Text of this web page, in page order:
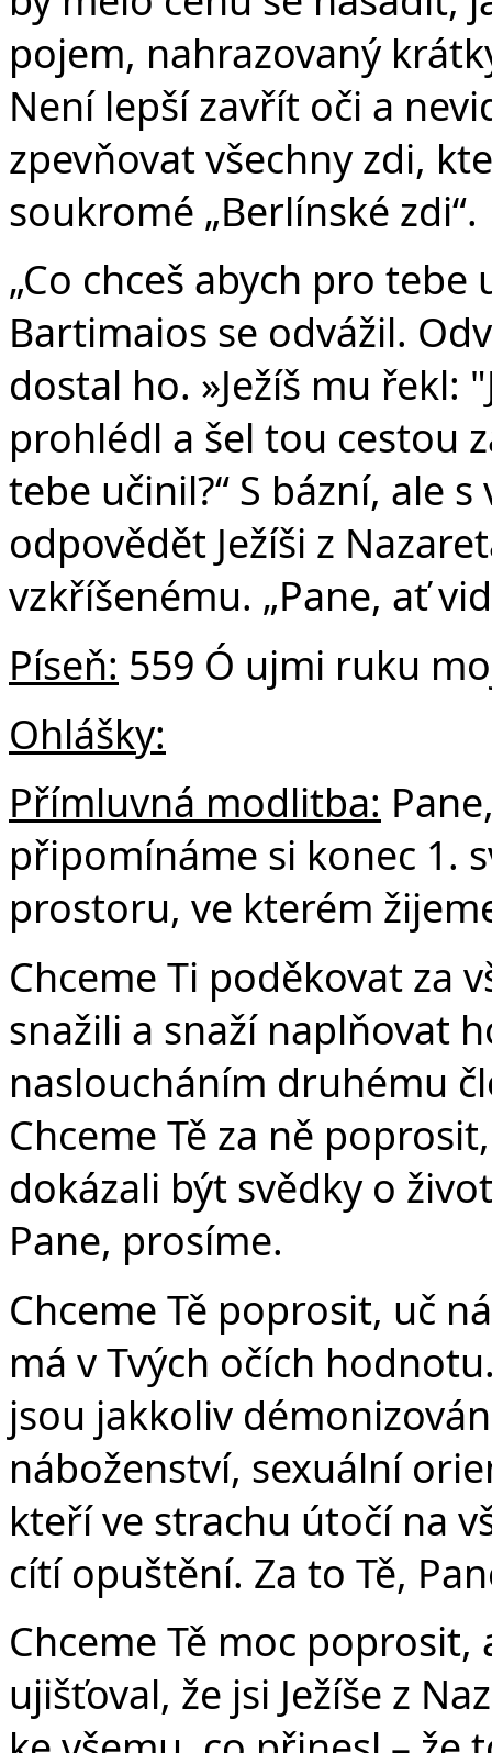
pojem, nahrazovaný
Není lepší zavřít oči a
zpevňovat všechny zdi,
soukromé „Berlínské zdi“.
„Co chceš abych pro tebe
Bartimaios se odvážil.
dostal ho. »Ježíš mu řekl:
prohlédl a šel tou cestou
tebe učinil?“ S bázní, ale
odpovědět Ježíši z
vzkříšenému. „Pane, ať
Píseň: 559 Ó ujmi ruku
Ohlášky:
Přímluvná modlitba:
připomínáme si konec 1.
prostoru, ve kterém
Chceme Ti poděkovat za
snažili a snaží naplňovat
nasloucháním druhému
Chceme Tě za ně
dokázali být svědky o
Pane, prosíme.
Chceme Tě poprosit, uč
má v Tvých očích
jsou jakkoliv
náboženství, sexuální
kteří ve strachu útočí na
cítí opuštění. Za to Tě,
Chceme Tě moc poprosit,
ujišťoval, že jsi Ježíše z